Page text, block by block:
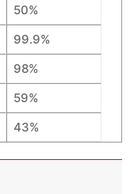
50%
99.9%
98%
59%
43%